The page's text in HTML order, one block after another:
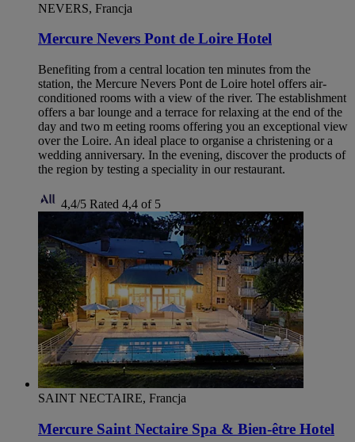
NEVERS, Francja
Mercure Nevers Pont de Loire Hotel
Benefiting from a central location ten minutes from the
station, the Mercure Nevers Pont de Loire hotel offers air-
conditioned rooms with a view of the river. The establishment
offers a bar lounge and a terrace for relaxing at the end of the
day and two m eeting rooms offering you an exceptional view
over the Loire. An ideal place to organise a christening or a
wedding anniversary. In the evening, discover the products of
the region by testing a speciality in our restaurant.
4,4/5 Rated 4,4 of 5
SAINT NECTAIRE, Francja
Mercure Saint Nectaire Spa & Bien-être Hotel